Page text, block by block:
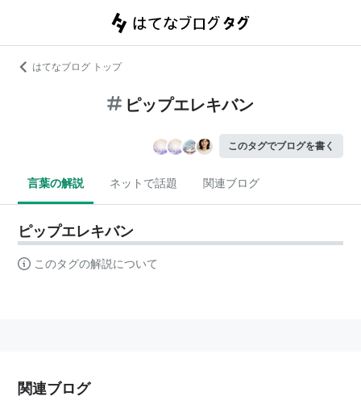
はてなブログ トップ
ピップエレキバン
このタグでブログを書く
言葉の解説 ネットで話題 関連ブログ
ピップエレキバン
このタグの解説について
関連ブログ